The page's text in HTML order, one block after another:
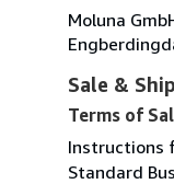
Moluna
Sale &
Terms of
Instructions
Standard